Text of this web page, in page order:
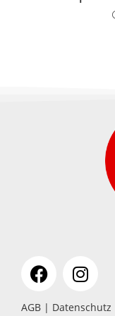
AGB | Datenschutz